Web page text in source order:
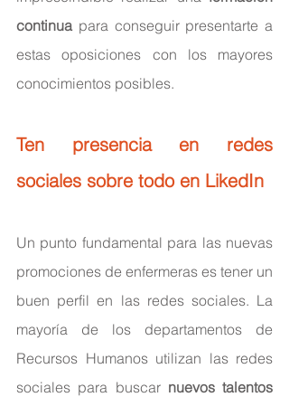
continua para conseguir presentarte a
estas oposiciones con los mayores
conocimientos posibles.
Ten presencia en redes
sociales sobre todo en LikedIn
Un punto fundamental para las nuevas
promociones de enfermeras es tener un
buen perfil en las redes sociales. La
mayoría de los departamentos de
Recursos Humanos utilizan las redes
sociales para buscar nuevos talentos